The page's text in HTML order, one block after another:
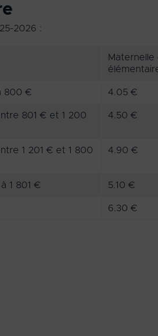
2026 :
Maternelle
800 € 4.05 €
801 € et 1 200
4.50 €
1 201 € et 1 800
4.90 €
1 801 € 5.10 €
6.30 €